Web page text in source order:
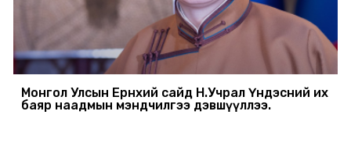
Монгол Улсын Ерөнхий сайд Н.Учрал Үндэсний их
баяр наадмын мэндчилгээ дэвшүүллээ.